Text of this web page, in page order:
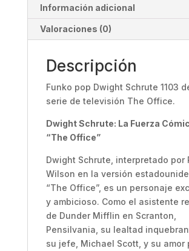
Información adicional
Valoraciones (0)
Descripción
Funko pop Dwight Schrute 1103
serie de televisión The Office.
Dwight Schrute: La Fuerza
“The Office”
Dwight Schrute, interpretado por
Wilson en la versión
“The Office”, es un personaje
y ambicioso. Como el asistente
de Dunder Mifflin en Scranton,
Pensilvania, su lealtad
su jefe, Michael Scott, y su amor